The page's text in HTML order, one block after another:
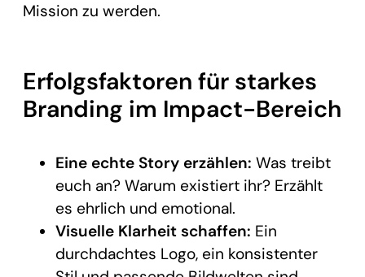
Mission zu werden.
Erfolgsfaktoren für starkes
Branding im Impact-Bereich
Eine echte Story erzählen: Was treibt
euch an? Warum existiert ihr? Erzählt
es ehrlich und emotional.
Visuelle Klarheit schaffen: Ein
durchdachtes Logo, ein konsistenter